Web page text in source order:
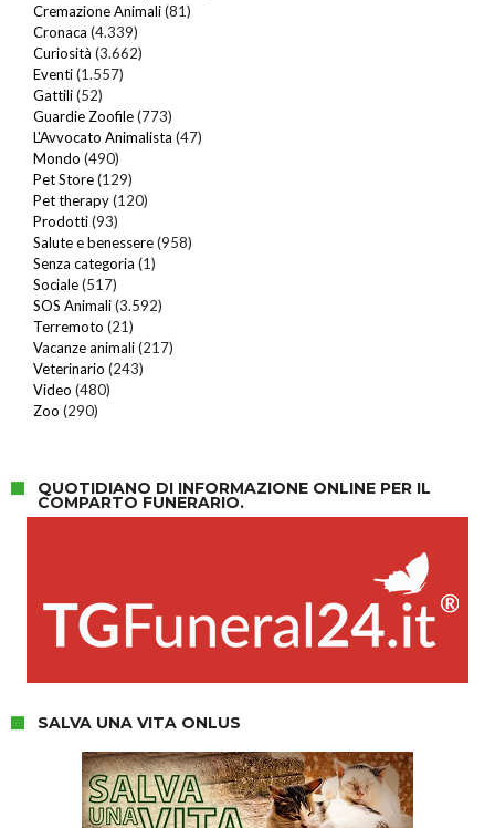
Cremazione Animali(81)
Cronaca (4.339)
Curiosità (3.662)
Eventi(1.557)
Gattili(52)
Guardie Zoofile(773)
L'Avvocato Animalista (47)
Mondo (490)
Pet Store(129)
Pet therapy(120)
Prodotti(93)
Salute e benessere(958)
Senza categoria (1)
Sociale(517)
SOS Animali(3.592)
Terremoto (21)
Vacanze animali(217)
Veterinario (243)
Video (480)
Zoo (290)
QUOTIDIANO DI INFORMAZIONE ONLINE PER IL
COMPARTO FUNERARIO.
SALVA UNA VITA ONLUS